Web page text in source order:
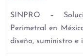
SINPRO –
Perimetral en
diseño, suministro e